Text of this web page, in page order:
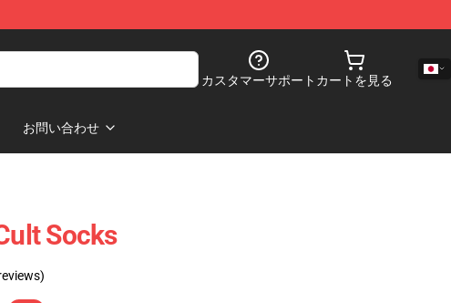
カスタマーサポート カートを見る
お問い合わせ
Socks